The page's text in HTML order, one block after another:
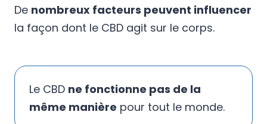
De nombreux facteurs peuvent influencer
la façon dont le CBD agit sur le corps.
Le CBD ne fonctionne pas de la
même manière pour tout le monde.